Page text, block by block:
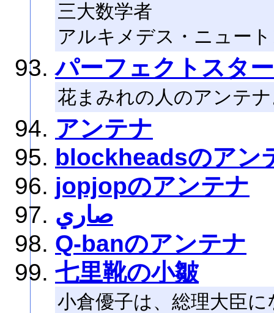
三大数学者
アルキメデス・ニュー
パーフェクトスタ
花まみれの人のアンテ
アンテナ
blockheadsのアン
jopjopのアンテナ
صاري
Q-banのアンテナ
七里靴の小皺
小倉優子は、総理大臣